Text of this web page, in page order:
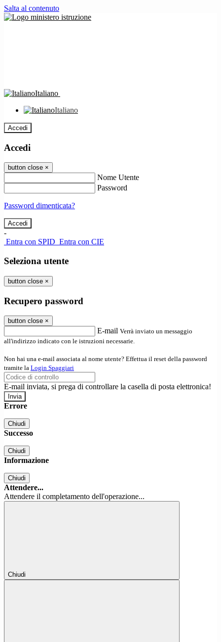
Salta al contenuto
Italiano
Italiano
Accedi
Accedi
button close ×
Nome Utente
Password
Password dimenticata?
-
Entra con SPID Entra con CIE
Seleziona utente
button close ×
Recupero password
button close ×
E-mail Verrà inviato un messaggio
all'indirizzo indicato con le istruzioni necessarie.
Non hai una e-mail associata al nome utente? Effettua il reset della password
tramite la Login Spaggiari
E-mail inviata, si prega di controllare la casella di posta elettronica!
Errore
Chiudi
Successo
Chiudi
Informazione
Chiudi
Attendere...
Attendere il completamento dell'operazione...
Chiudi